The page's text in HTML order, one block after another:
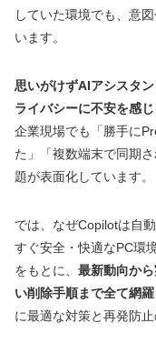
していた環境でも、意
います。
思いがけずAIアシスタ
ライバシーに不安を感
企業現場でも「勝手に
た」「複数端末で同期
題が表面化しています。
では、なぜCopilotは自
すぐ安全・快適なPC環
をもとに、 最新動向か
い削除手順まで全て網羅
に最適な対策と再発防